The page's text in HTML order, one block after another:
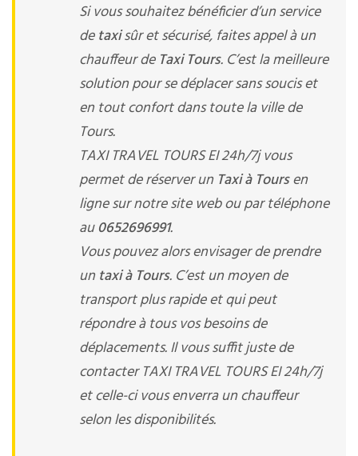
Si vous souhaitez bénéficier d’un service
detaxisûr et sécurisé, faites appel à un
chauffeur de Taxi Tours. C’est la meilleure
solution pour se déplacer sans soucis et
en tout confort dans toute la ville de
Tours.
TAXI TRAVEL TOURS EI 24h/7j vous
permet de réserver un Taxi à Toursen
ligne sur notre site web ou par téléphone
au0652696991.
Vous pouvez alors envisager de prendre
un taxi à Tours. C’est un moyen de
transport plus rapide et qui peut
répondre à tous vos besoins de
déplacements. Il vous suffit juste de
contacter TAXI TRAVEL TOURS EI 24h/7j
et celle-ci vous enverra un chauffeur
selon les disponibilités.